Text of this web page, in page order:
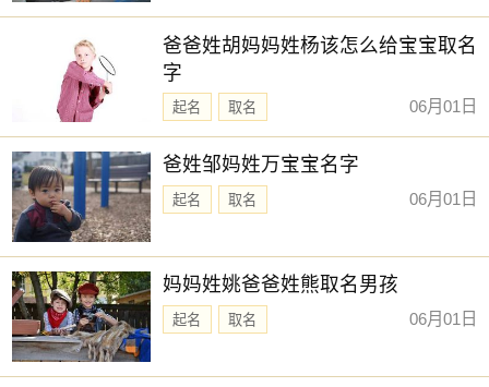
爸爸姓胡妈妈姓杨该怎么给宝宝取名
字
起名 取名 06月01日
爸姓邹妈姓万宝宝名字
起名 取名 06月01日
妈妈姓姚爸爸姓熊取名男孩
起名 取名 06月01日